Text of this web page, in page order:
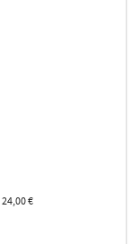
€